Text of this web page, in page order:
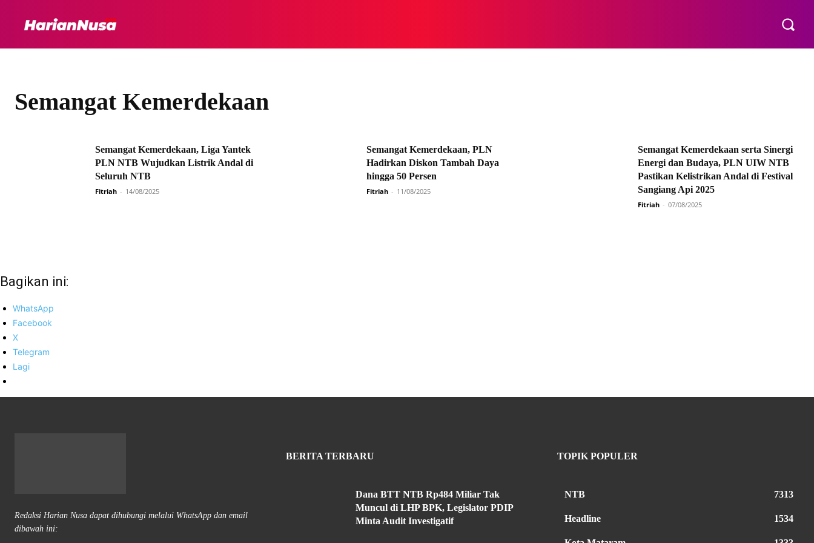
Semangat Kemerdekaan
Semangat Kemerdekaan, Liga Yantek
PLN NTB Wujudkan Listrik Andal di
Seluruh NTB
Fitriah - 14/08/2025
Semangat Kemerdekaan, PLN
Hadirkan Diskon Tambah Daya
hingga 50 Persen
Fitriah - 11/08/2025
Semangat Kemerdekaan serta Sinergi
Energi dan Budaya, PLN UIW NTB
Pastikan Kelistrikan Andal di Festival
Sangiang Api 2025
Fitriah - 07/08/2025
Bagikan ini:
WhatsApp
Facebook
X
Telegram
Lagi
Redaksi Harian Nusa dapat dihubungi melalui WhatsApp dan email
dibawah ini:
BERITA TERBARU
Dana BTT NTB Rp484 Miliar Tak
Muncul di LHP BPK, Legislator PDIP
Minta Audit Investigatif
TOPIK POPULER
NTB 7313
Headline 1534